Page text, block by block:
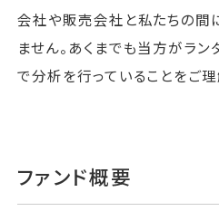
会社や販売会社と私たちの間
ません。あくまでも当方がラ
で分析を行っていることをご理
ファンド概要